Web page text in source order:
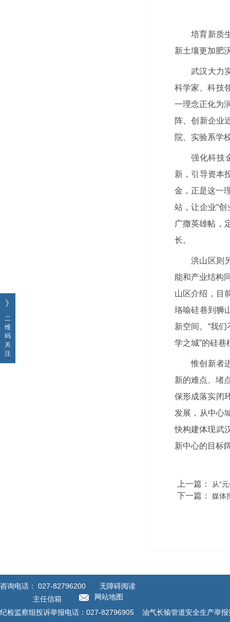
培育新质
新土壤更加肥
武汉大力
科学家、科技
一理念正化为
阵、创新企业
院、实验系学
强化科技
新，引导资本
金，正是这一
站，让企业“
广撒英雄帖，
长。
洪山区则
能和产业结构
山区介绍，目
珞喻硅巷到狮
新空间。“我
学之城”的硅
惟创新者
新的难点、堵
保形成落实闭
发展，从中心
快构建体现武
新中心的目标
上一篇： 从“
下一篇： 媒体
》
二
维
码
关
注
咨询电话： 027-82796200
无障碍阅读
主任信箱
网站地图
纪检监察组投诉举报电话：027-82796905 油气长输管道安全生产举